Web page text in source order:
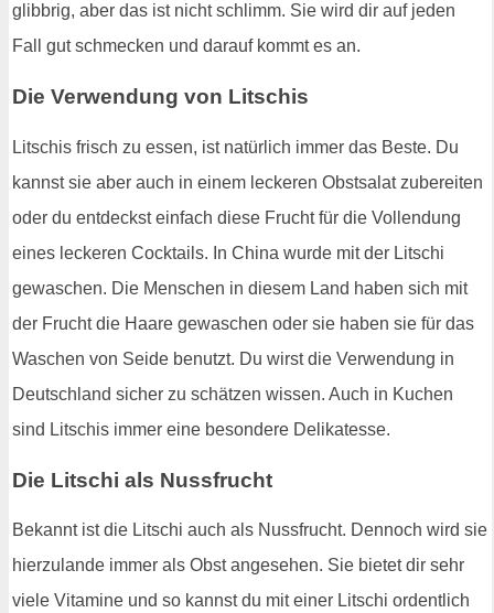
glibbrig, aber das ist nicht schlimm. Sie wird dir auf jeden
Fall gut schmecken und darauf kommt es an.
Die Verwendung von Litschis
Litschis frisch zu essen, ist natürlich immer das Beste. Du
kannst sie aber auch in einem leckeren Obstsalat zubereiten
oder du entdeckst einfach diese Frucht für die Vollendung
eines leckeren Cocktails. In China wurde mit der Litschi
gewaschen. Die Menschen in diesem Land haben sich mit
der Frucht die Haare gewaschen oder sie haben sie für das
Waschen von Seide benutzt. Du wirst die Verwendung in
Deutschland sicher zu schätzen wissen. Auch in Kuchen
sind Litschis immer eine besondere Delikatesse.
Die Litschi als Nussfrucht
Bekannt ist die Litschi auch als Nussfrucht. Dennoch wird sie
hierzulande immer als Obst angesehen. Sie bietet dir sehr
viele Vitamine und so kannst du mit einer Litschi ordentlich